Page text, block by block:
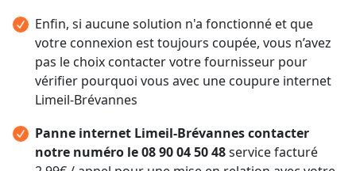
Enfin, si aucune solution n'a fonctionné et que
votre connexion est toujours coupée, vous n’avez
pas le choix contacter votre fournisseur pour
vérifier pourquoi vous avec une coupure internet
Limeil-Brévannes
Panne internet Limeil-Brévannes contacter
notre numéro le 08 90 04 50 48service facturé